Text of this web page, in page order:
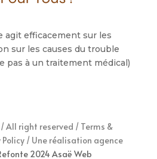
agit efficacement sur les
sur les causes du trouble
pas à un traitement médical)
All right reserved / Terms &
Policy/ Une réalisation agence
2024 Asaë Web